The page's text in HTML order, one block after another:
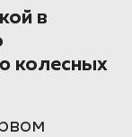
в
колесных